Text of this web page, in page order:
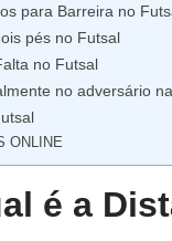
para Barreira no
pés no Futsal
no Futsal
no adversário
ONLINE
é a